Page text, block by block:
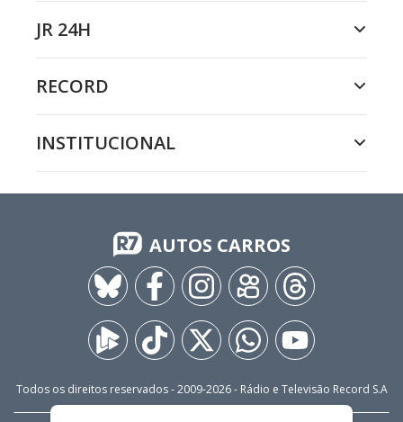
JR 24H
RECORD
INSTITUCIONAL
AUTOS CARROS
Todos os direitos reservados - 2009-2026- Rádio e Televisão Record S.A